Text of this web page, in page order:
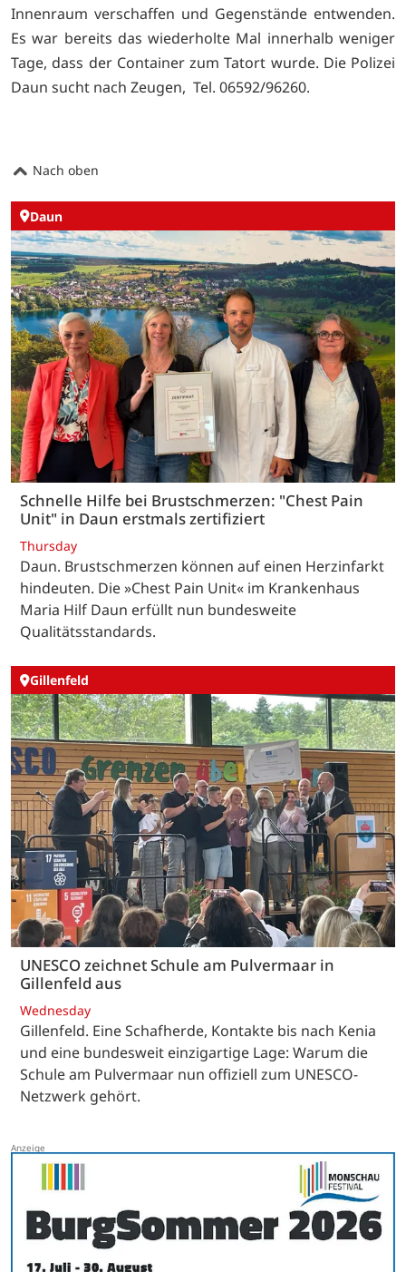
Innenraum verschaffen und Gegenstände entwenden.
Es war bereits das wiederholte Mal innerhalb weniger
Tage, dass der Container zum Tatort wurde. Die Polizei
Daun sucht nach Zeugen, Tel. 06592/96260.
Nach oben
Daun
Schnelle Hilfe bei Brustschmerzen: "Chest Pain
Unit" in Daun erstmals zertifiziert
Thursday
Daun. Brustschmerzen können auf einen Herzinfarkt
hindeuten. Die »Chest Pain Unit« im Krankenhaus
Maria Hilf Daun erfüllt nun bundesweite
Qualitätsstandards.
Gillenfeld
UNESCO zeichnet Schule am Pulvermaar in
Gillenfeld aus
Wednesday
Gillenfeld. Eine Schafherde, Kontakte bis nach Kenia
und eine bundesweit einzigartige Lage: Warum die
Schule am Pulvermaar nun offiziell zum UNESCO-
Netzwerk gehört.